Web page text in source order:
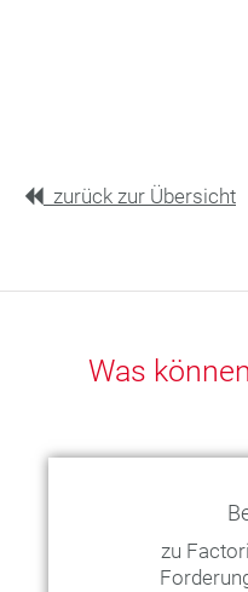
zurück zur Übersicht
Was
zu